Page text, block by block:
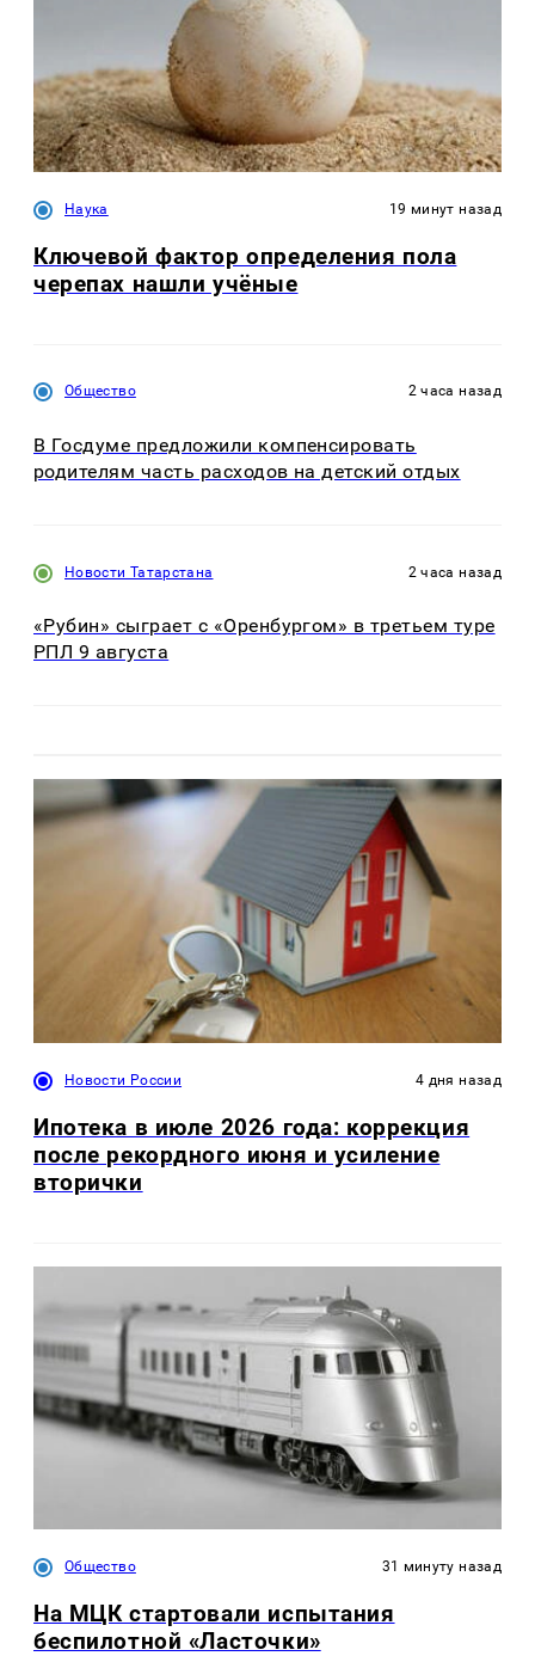
Наука 19 минут назад
Ключевой фактор определения пола
черепах нашли учёные
Общество 2 часа назад
В Госдуме предложили компенсировать
родителям часть расходов на детский отдых
Новости Татарстана 2 часа назад
«Рубин» сыграет с «Оренбургом» в третьем туре
РПЛ 9 августа
Новости России 4 дня назад
Ипотека в июле 2026 года: коррекция
после рекордного июня и усиление
вторички
Общество 31 минуту назад
На МЦК стартовали испытания
беспилотной «Ласточки»